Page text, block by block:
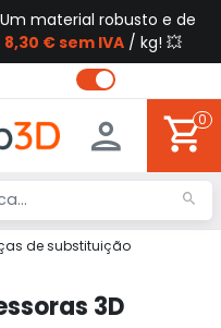
material robusto e de
8,30 € sem IVA/ kg! 💥
0
de substituição
3D